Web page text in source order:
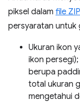
piksel dalam file
persyaratan untuk
Ukuran ikon
ikon
berupa
total ukuran
mengetahui